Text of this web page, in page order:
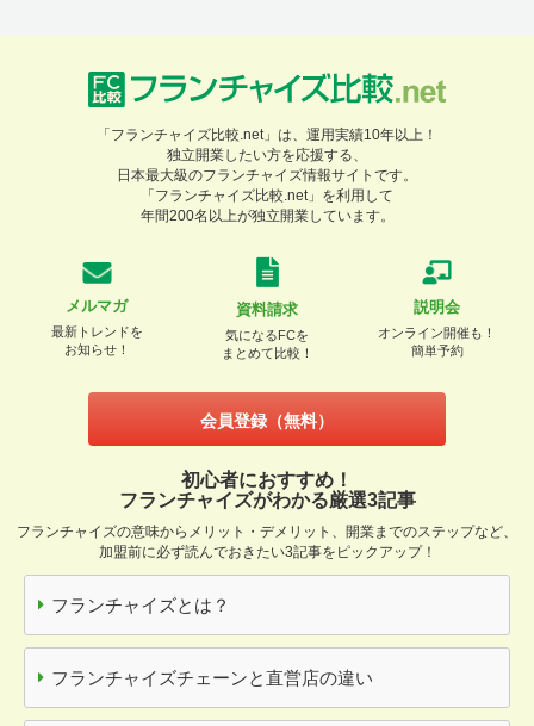
「フランチャイズ比較.net」は、運用実績10年以上！
独立開業したい方を応援する、
日本最大級のフランチャイズ情報サイトです。
「フランチャイズ比較.net」を利用して
年間200名以上が独立開業しています。
メルマガ
最新トレンドを
お知らせ！
資料請求
気になるFCを
まとめて比較！
説明会
オンライン開催も！
簡単予約
会員登録（無料）
初心者におすすめ！
フランチャイズがわかる厳選3記事
フランチャイズの意味からメリット・デメリット、開業までのステップなど、
加盟前に必ず読んでおきたい3記事をピックアップ！
フランチャイズとは？
フランチャイズチェーンと直営店の違い